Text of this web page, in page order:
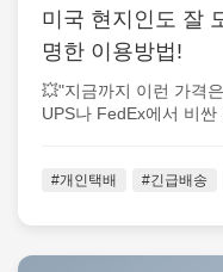
미국 현지인도 잘
명한 이용방법!
💥"지금까지 이런 가격
UPS나 FedEx에서 비싼
#개인택배 #긴급배송